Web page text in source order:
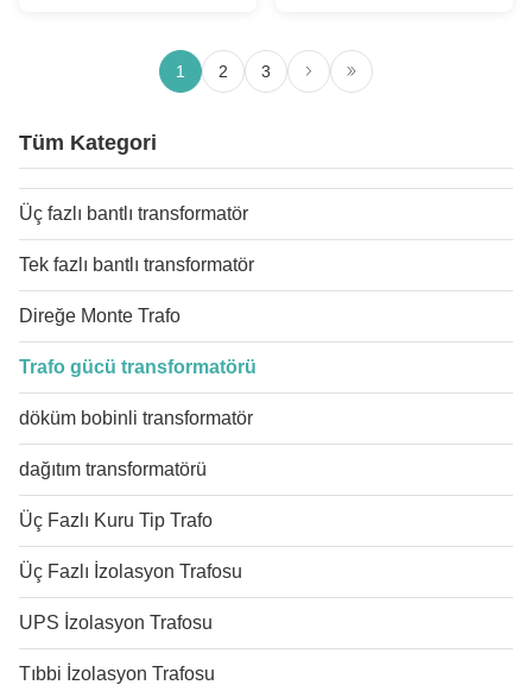
1 2 3
Tüm Kategori
Üç fazlı bantlı transformatör
Tek fazlı bantlı transformatör
Direğe Monte Trafo
Trafo gücü transformatörü
döküm bobinli transformatör
dağıtım transformatörü
Üç Fazlı Kuru Tip Trafo
Üç Fazlı İzolasyon Trafosu
UPS İzolasyon Trafosu
Tıbbi İzolasyon Trafosu